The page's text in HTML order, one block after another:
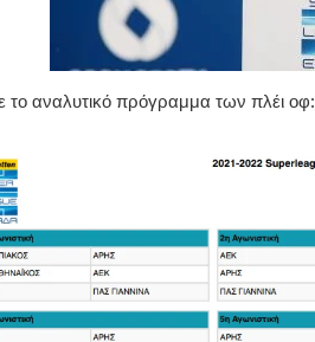
το αναλυτικό πρόγραμμα των πλέι οφ: